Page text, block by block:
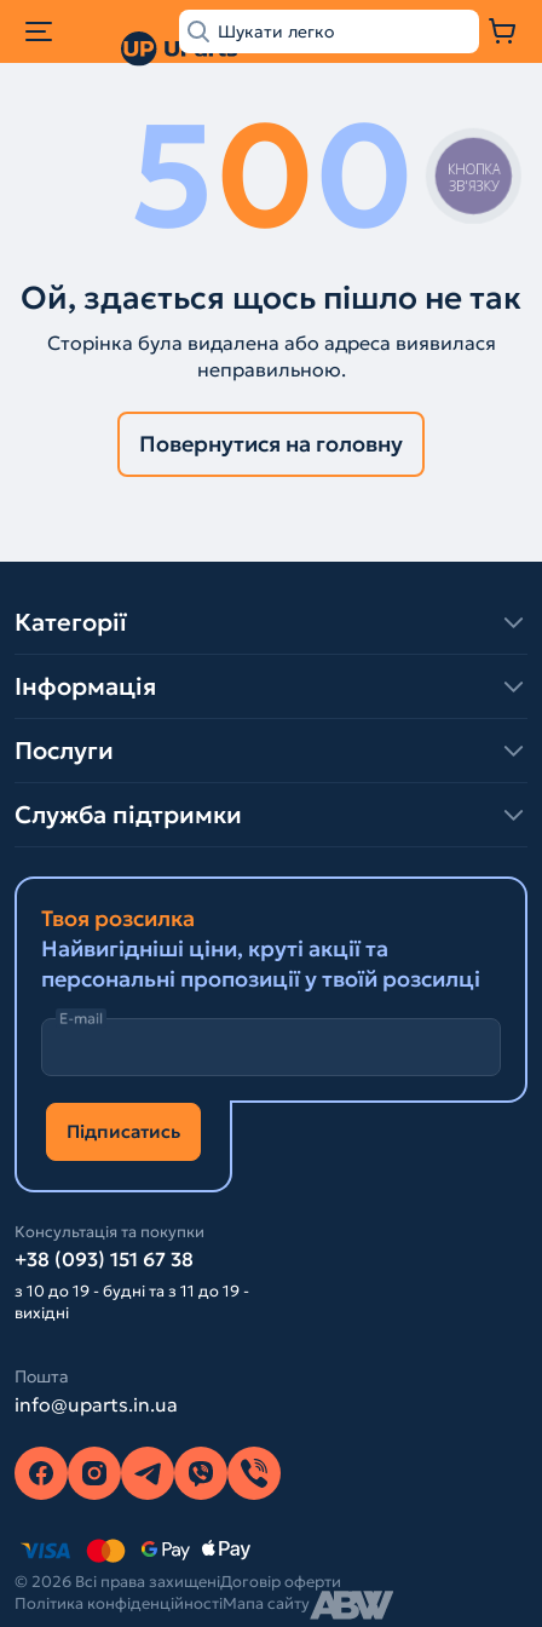
500
Ой, здається щось пішло не так
Сторінка була видалена або адреса виявилася
неправильною.
Повернутися на головну
Категорії
Інформація
Послуги
Служба підтримки
Твоя розсилка
Найвигідніші ціни, круті акції та
персональні пропозиції у твоїй розсилці
E-mail
Підписатись
Консультація та покупки
+38 (093) 151 67 38
з 10 до 19 - будні та з 11 до 19 -
вихідні
Пошта
info@uparts.in.ua
© 2026 Всі права захищеніДоговір оферти
Політика конфіденційностіМапа сайту
КНОПКА
ЗВ'ЯЗКУ